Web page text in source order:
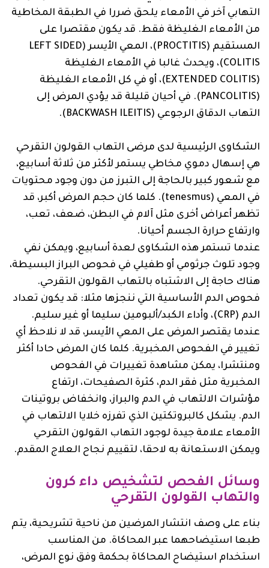
التهابي آخر في الأمعاء يلحق ضررا في الطبقة المخاطية
من الأمعاء الغليظة فقط. قد يكون مقتصرا على
المستقيم (PROCTITIS)، المعي الأيسر (LEFT SIDED
COLITIS)، ويحدث غالبا في الأمعاء الغليظة
(EXTENDED COLITIS)، أو في كل الأمعاء الغليظة
(PANCOLITIS). في أحيان قليلة قد يؤدي المرض إلى
التهاب الدقاق الرجوعي (BACKWASH ILEITIS).
الشكاوى الرئيسية لدى مرضى التهاب القولون التقرحي
هي إسهال دموي مخاطي يستمر لأكثر من ثلاثة أسابيع،
مع شعور كبير بالحاجة إلى التبرز من دون وجود محتويات
في المعي (tenesmus). كلما كان حجم المرض أكبر، قد
تظهر أعراض أخرى مثل آلام في البطن، ضعف، تعب،
وارتفاع حرارة الجسم أحيانا.
عندما تستمر هذه الشكاوى لعدة أسابيع، ويمكن نفي
وجود تلوث جرثومي أو طفيلي في فحوص البراز البسيطة،
هناك حاجة إلى الاشتباه بالتهاب القولون التقرحي.
فحوص الدم الأساسية التي ننجزها مثلا: قد يكون تعداد
الدم (CRP)، وأداء الكبد/ألبومين سليما أو غير سليم.
عندما يقتصر المرض على المعي الأيسر، قد لا نلاحظ أي
تغيير في الفحوص المخبرية. كلما كان المرض حادا أكثر
ومنتشرا، يمكن مشاهدة تغييرات في الفحوص
المخبرية مثل فقر الدم، كثرة الصفيحات، ارتفاع
مؤشرات الالتهاب في الدم والبراز، وانخفاض بروتينات
الدم. يشكل كالبروتكتين الذي تفرزه خلايا الالتهاب في
الأمعاء علامة جيدة لوجود التهاب القولون التقرحي
ويمكن الاستعانة به لاحقا، لتقييم نجاح العلاج المقدم.
وسائل الفحص لتشخيص داء كرون
والتهاب القولون التقرحي
بناء على وصف انتشار المرضين من ناحية تشريحية، يتم
طبعا استيضاحهما عبر المحاكاة. من المناسب
استخدام استيضاح المحاكاة بحكمة وفق نوع المرض،